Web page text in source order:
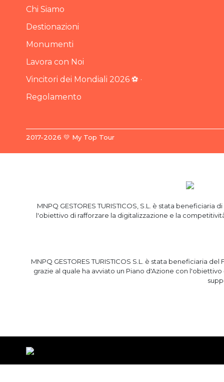
Chi Siamo
Destionazioni
Monumenti
Lavora con Noi
Vincitori dei Mondiali 2026 ⚽ ·
Regolamento
2017-2026 💛 My Top Tour
MNPQ GESTORES TURISTICOS, S.L. è stata
l'obiettivo di rafforzare la digitalizzazione e la
MNPQ GESTORES TURISTICOS S.L. è stata beneficiaria
grazie al quale ha avviato un Piano d'Azione con